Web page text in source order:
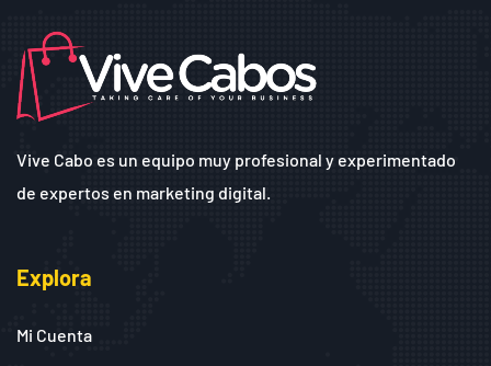
Vive Cabo es un equipo muy profesional y experimentado
de expertos en marketing digital.
Explora
Mi Cuenta